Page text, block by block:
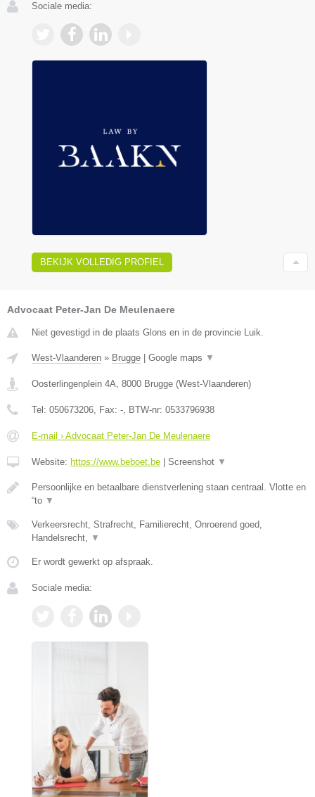
Sociale media:
BEKIJK VOLLEDIG PROFIEL
Advocaat Peter-Jan De Meulenaere
Niet gevestigd in de plaats Glons en in de provincie Luik.
West-Vlaanderen » Brugge Google maps ▼
Oosterlingenplein 4A, 8000 Brugge (West-Vlaanderen)
Tel: 050673206, Fax: -, BTW-nr: 0533796938
E-mail › Advocaat Peter-Jan De Meulenaere
Website: https://www.beboet.be Screenshot ▼
Persoonlijke en betaalbare dienstverlening staan centraal. Vlotte en
“to ▼
Verkeersrecht, Strafrecht, Familierecht, Onroerend goed,
Handelsrecht, ▼
Er wordt gewerkt op afspraak.
Sociale media: